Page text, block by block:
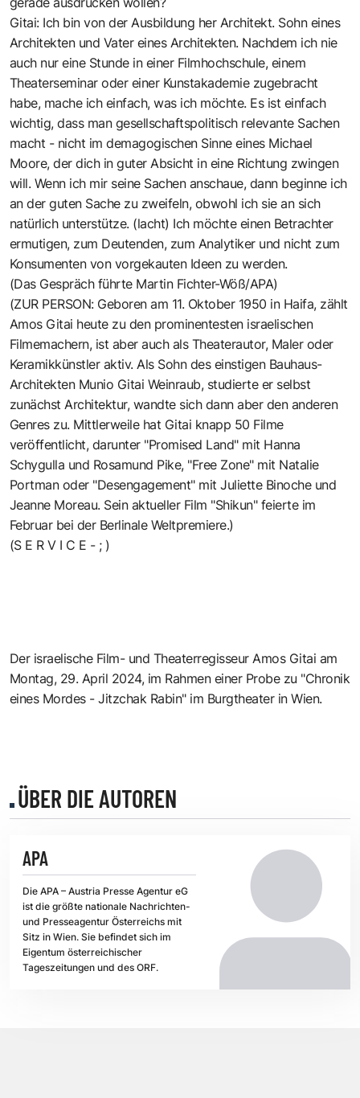
Gitai: Ich bin von der Ausbildung her Architekt. Sohn eines
Architekten und Vater eines Architekten. Nachdem ich nie
auch nur eine Stunde in einer Filmhochschule, einem
Theaterseminar oder einer Kunstakademie zugebracht
habe, mache ich einfach, was ich möchte. Es ist einfach
wichtig, dass man gesellschaftspolitisch relevante Sachen
macht - nicht im demagogischen Sinne eines Michael
Moore, der dich in guter Absicht in eine Richtung zwingen
will. Wenn ich mir seine Sachen anschaue, dann beginne ich
an der guten Sache zu zweifeln, obwohl ich sie an sich
natürlich unterstütze. (lacht) Ich möchte einen Betrachter
ermutigen, zum Deutenden, zum Analytiker und nicht zum
Konsumenten von vorgekauten Ideen zu werden.
(Das Gespräch führte Martin Fichter-Wöß/APA)
(ZUR PERSON: Geboren am 11. Oktober 1950 in Haifa, zählt
Amos Gitai heute zu den prominentesten israelischen
Filmemachern, ist aber auch als Theaterautor, Maler oder
Keramikkünstler aktiv. Als Sohn des einstigen Bauhaus-
Architekten Munio Gitai Weinraub, studierte er selbst
zunächst Architektur, wandte sich dann aber den anderen
Genres zu. Mittlerweile hat Gitai knapp 50 Filme
veröffentlicht, darunter "Promised Land" mit Hanna
Schygulla und Rosamund Pike, "Free Zone" mit Natalie
Portman oder "Desengagement" mit Juliette Binoche und
Jeanne Moreau. Sein aktueller Film "Shikun" feierte im
Februar bei der Berlinale Weltpremiere.)
(S E R V I C E - ; )
Der israelische Film- und Theaterregisseur Amos Gitai am
Montag, 29. April 2024, im Rahmen einer Probe zu "Chronik
eines Mordes - Jitzchak Rabin" im Burgtheater in Wien.
ÜBER DIE AUTOREN
APA
Die APA – Austria Presse Agentur eG
ist die größte nationale Nachrichten-
und Presseagentur Österreichs mit
Sitz in Wien. Sie befindet sich im
Eigentum österreichischer
Tageszeitungen und des ORF.